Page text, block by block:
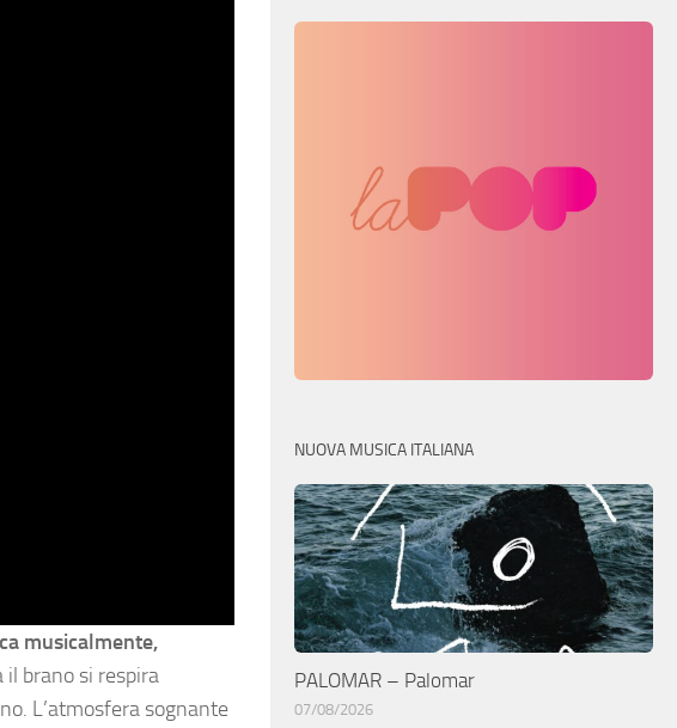
musicalmente,
il brano si respira
L’atmosfera sognante
NUOVA MUSICA ITALIANA
PALOMAR – Palomar
07/08/2026